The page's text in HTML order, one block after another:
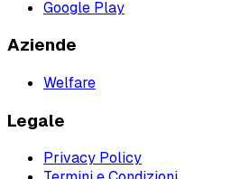
Google Play
Aziende
Welfare
Legale
Privacy Policy